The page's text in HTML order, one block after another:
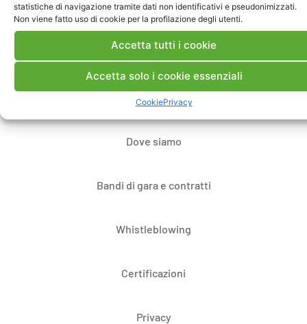
statistiche di navigazione tramite dati non identificativi e pseudonimizzati.
Non viene fatto uso di cookie per la profilazione degli utenti.
Accetta tutti i cookie
Accetta solo i cookie essenziali
CookiePrivacy
Note Legali
Dove siamo
Bandi di gara e contratti
Whistleblowing
Certificazioni
Privacy